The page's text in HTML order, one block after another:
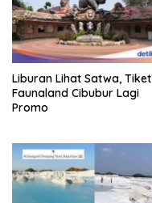
Liburan Lihat Satwa, Tiket
Faunaland Cibubur Lagi
Promo